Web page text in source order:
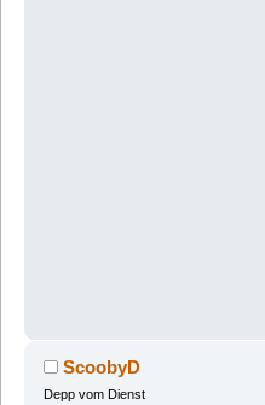
ScoobyD
Depp vom Dienst